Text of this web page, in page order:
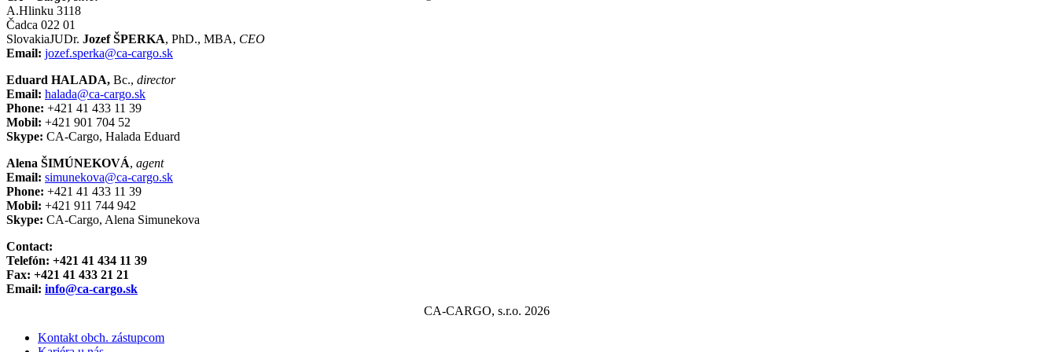
A.Hlinku 3118
Čadca 022 01
SlovakiaJUDr. Jozef ŠPERKA, PhD., MBA, CEO
Email: jozef.sperka@ca-cargo.sk
Eduard HALADA, Bc., director
Email: halada@ca-cargo.sk
Phone: +421 41 433 11 39
Mobil: +421 901 704 52
Skype: CA-Cargo, Halada Eduard
Alena ŠIMÚNEKOVÁ, agent
Email: simunekova@ca-cargo.sk
Phone: +421 41 433 11 39
Mobil: +421 911 744 942
Skype: CA-Cargo, Alena Simunekova
Contact:
Telefón: +421 41 434 11 39
Fax: +421 41 433 21 21
Email: info@ca-cargo.sk
CA-CARGO, s.r.o. 2026
Kontakt obch. zástupcom